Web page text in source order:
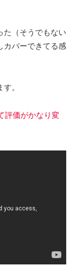
た（そうでもない
カバーできてる感
。
評価がかなり変